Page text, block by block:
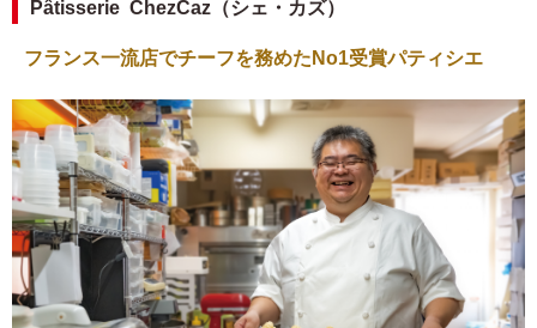
Pâtisserie ChezCaz（シェ・カズ）
フランス一流店でチーフを務めたNo1受賞パティシエ